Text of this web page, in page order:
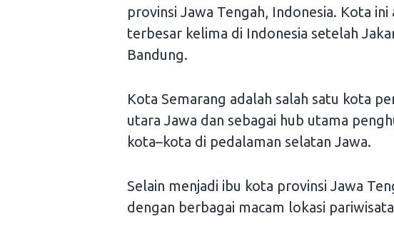
provinsi Jawa Tengah, Indonesia. Kota
terbesar kelima di Indonesia setelah
Bandung.
Kota Semarang adalah salah satu kota
utara Jawa dan sebagai hub utama
kota–kota di pedalaman selatan Jawa.
Selain menjadi ibu kota provinsi Jawa
dengan berbagai macam lokasi